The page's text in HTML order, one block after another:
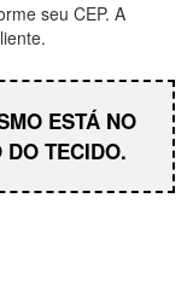
seu CEP. A
ESTÁ NO
DO TECIDO.